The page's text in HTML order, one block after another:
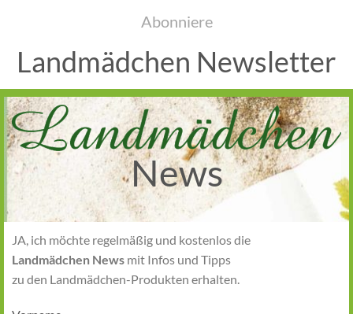
Abonniere
Landmädchen Newsletter
News
JA, ich möchte regelmäßig und kostenlos die
Landmädchen News mit Infos und Tipps
zu den Landmädchen-Produkten erhalten.